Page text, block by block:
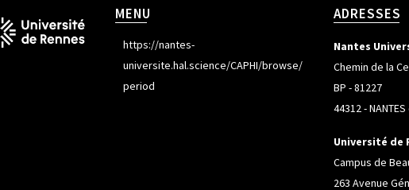
MENU
https://nantes-
universite.hal.science/CAPHI/browse/
period
ADRESSES
Nantes
Chemin de la
BP - 81227
44312 -
Université de
Campus de
263 Avenue